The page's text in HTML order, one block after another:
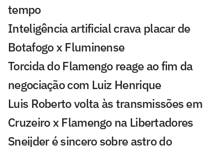
tempo
Inteligência artificial crava placar de
Botafogo x Fluminense
Torcida do Flamengo reage ao fim da
negociação com Luiz Henrique
Luis Roberto volta às transmissões em
Cruzeiro x Flamengo na Libertadores
Sneijder é sincero sobre astro do